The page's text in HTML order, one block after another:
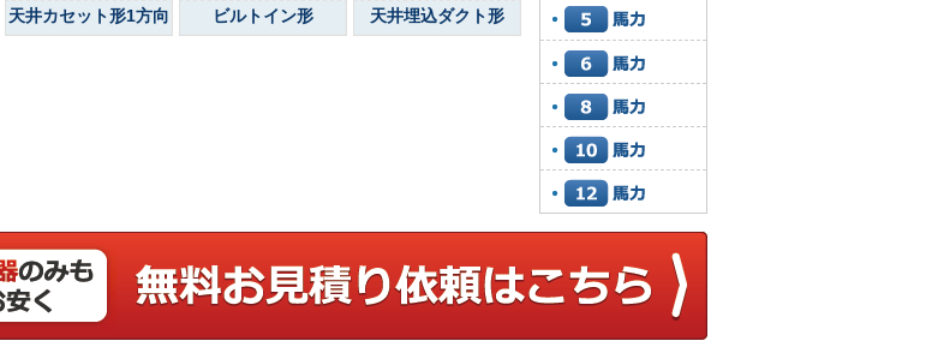
天井カセット形1方向 ビルトイン形 天井埋込ダクト形